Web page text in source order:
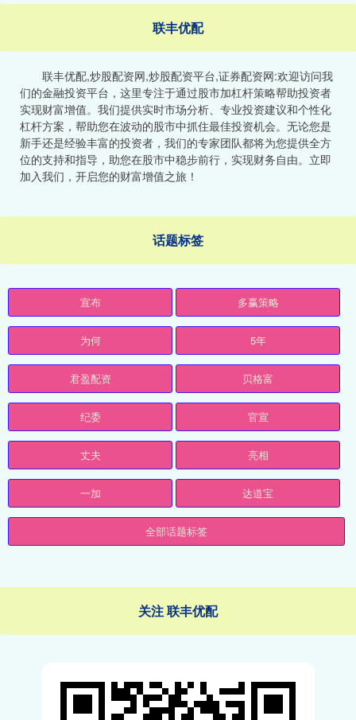
联丰优配
联丰优配,炒股配资网,炒股配资平台,证券配资网:欢迎访问我
们的金融投资平台，这里专注于通过股市加杠杆策略帮助投资者
实现财富增值。我们提供实时市场分析、专业投资建议和个性化
杠杆方案，帮助您在波动的股市中抓住最佳投资机会。无论您是
新手还是经验丰富的投资者，我们的专家团队都将为您提供全方
位的支持和指导，助您在股市中稳步前行，实现财务自由。立即
加入我们，开启您的财富增值之旅！
话题标签
宣布 多赢策略
为何 5年
君盈配资 贝格富
纪委 官宣
丈夫 亮相
一加 达道宝
全部话题标签
关注 联丰优配